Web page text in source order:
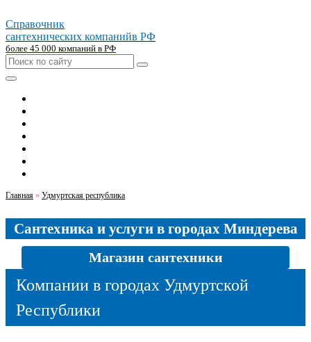
Справочник
сантехнических компанийв РФ
более 45 000 компаний в РФ
Главная » Удмуртская республика
Сантехника и услуги в городах Миндерева
Магазин сантехники
Компании в городах Удмуртской
Республики